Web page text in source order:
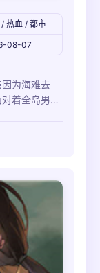
热血 / 都市
08-07
为海难去
着全岛男人